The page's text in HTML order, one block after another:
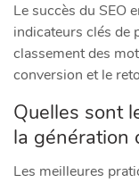
Le succès du SEO
indicateurs clés de
classement des
conversion et le
Quelles sont
la génération
Les meilleures